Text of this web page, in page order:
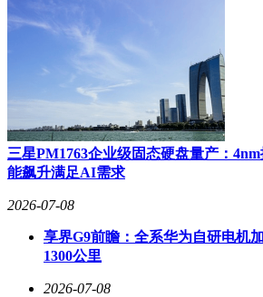
三星PM1763企业级固态硬盘量产：
能飙升满足AI需求
2026-07-08
享界G9前瞻：全系华为自研电机
1300公里
2026-07-08